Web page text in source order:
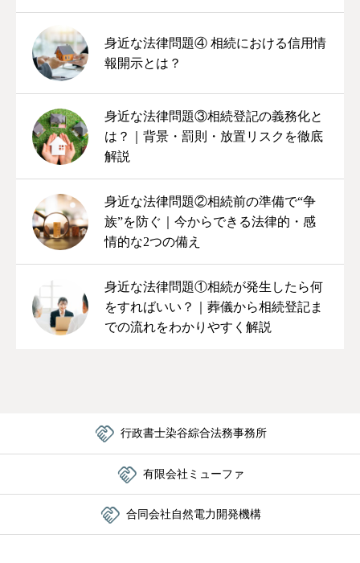
身近な法律問題④ 相続における信用情
報開示とは？
身近な法律問題③相続登記の義務化と
は？｜背景・罰則・放置リスクを徹底
解説
身近な法律問題②相続前の準備で“争
族”を防ぐ｜今からできる法律的・感
情的な2つの備え
身近な法律問題①相続が発生したら何
をすればいい？｜葬儀から相続登記ま
での流れをわかりやすく解説
 行政書士染谷綜合法務事務所
 有限会社ミューファ
 合同会社自然電力開発機構